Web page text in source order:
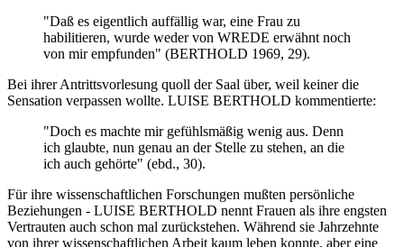
"Daß es eigentlich auffällig war, eine Frau zu
habilitieren, wurde weder von WREDE erwähnt noch
von mir empfunden" (BERTHOLD 1969, 29).
Bei ihrer Antrittsvorlesung quoll der Saal über, weil keiner die
Sensation verpassen wollte. LUISE BERTHOLD kommentierte:
"Doch es machte mir gefühlsmäßig wenig aus. Denn
ich glaubte, nun genau an der Stelle zu stehen, an die
ich auch gehörte" (ebd., 30).
Für ihre wissenschaftlichen Forschungen mußten persönliche
Beziehungen - LUISE BERTHOLD nennt Frauen als ihre engsten
Vertrauten auch schon mal zurückstehen. Während sie Jahrzehnte
von ihrer wissenschaftlichen Arbeit kaum leben konnte, aber eine